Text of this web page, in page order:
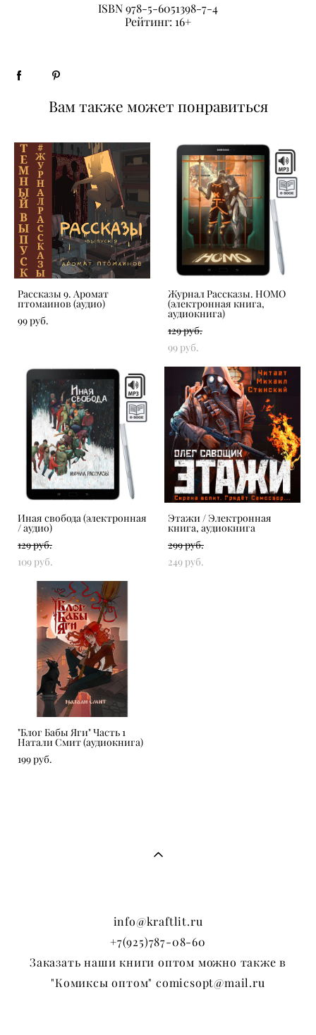
ISBN 978-5-6051398-7-4
Рейтинг: 16+
Вам также может понравиться
Рассказы 9. Аромат
птомаинов (аудио)
99 pуб.
Журнал Рассказы. HOMO
(электронная книга,
аудиокнига)
129 pуб.
99 pуб.
Иная свобода (электронная
/ аудио)
129 pуб.
109 pуб.
Этажи / Электронная
книга, аудиокнига
299 pуб.
249 pуб.
"Блог Бабы Яги" Часть 1
Натали Смит (аудиокнига)
199 pуб.
info@kraftlit.ru
+7(925)787-08-60
Заказать наши книги оптом можно также в
"Комиксы оптом" comicsopt@mail.ru